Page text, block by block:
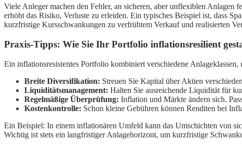
Viele Anleger machen den Fehler, an sicheren, aber unflexiblen
erhöht das Risiko, Verluste zu erleiden. Ein typisches Beispiel ist, dass
kurzfristige Kursschwankungen zu verfrühtem Verkauf und realisierten
Praxis-Tipps: Wie Sie Ihr Portfolio inflationsresilient
Ein inflationsresistentes Portfolio kombiniert verschiedene
Breite Diversifikation: Streuen Sie Kapital über Aktien
Liquiditätsmanagement: Halten Sie ausreichende Liquidität für
Regelmäßige Überprüfung: Inflation und Märkte ändern sich.
Kostenkontrolle: Schon kleine Gebühren können Renditen bei
Ein Beispiel: In einem inflationären Umfeld kann das Umschichten von
Wichtig ist stets ein langfristiger Anlagehorizont, um kurzfristige